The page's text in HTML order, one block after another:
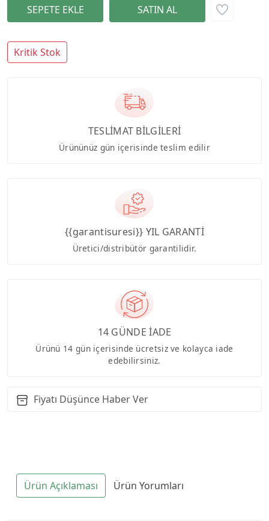
Kritik Stok
TESLİMAT BİLGİLERİ
Ürününüz gün içerisinde teslim edilir
{{garantisuresi}} YIL GARANTİ
Üretici/distribütör garantilidir.
14 GÜNDE İADE
Ürünü 14 gün içerisinde ücretsiz ve kolayca iade
edebilirsiniz.
Fiyatı Düşünce Haber Ver
Ürün Açıklaması Ürün Yorumları